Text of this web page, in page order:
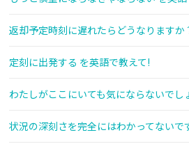
返却予定時刻に遅れたらどうなりますか
定刻に出発する を英語で教えて!
わたしがここにいても気にならないでし
状況の深刻さを完全にはわかってないで